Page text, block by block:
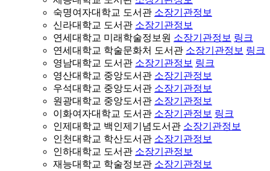
숙명여자대학교 도서관 소장기관정보
신라대학교 도서관 소장기관정보
연세대학교 미래학술정보원 소장기관정보 링크
연세대학교 학술문화처 도서관 소장기관정보 링크
영남대학교 도서관 소장기관정보 링크
영산대학교 중앙도서관 소장기관정보
우석대학교 중앙도서관 소장기관정보
원광대학교 중앙도서관 소장기관정보
이화여자대학교 도서관 소장기관정보 링크
인제대학교 백인제기념도서관 소장기관정보
인천대학교 학산도서관 소장기관정보
인하대학교 도서관 소장기관정보
재능대학교 학술정보관 소장기관정보